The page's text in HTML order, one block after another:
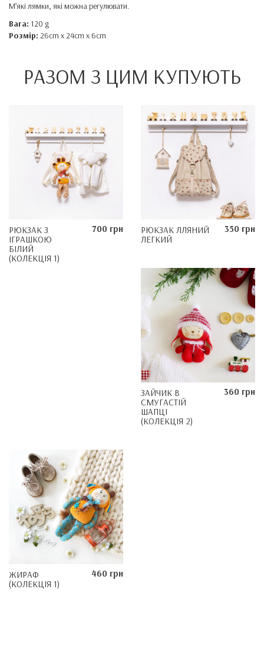
М’які лямки, які можна регулювати.
Вага: 120 g
Розмір: 26cm x 24cm x 6cm
РАЗОМ З ЦИМ КУПУЮТЬ
РЮКЗАК З
ІГРАШКОЮ
БІЛИЙ
(КОЛЕКЦІЯ 1)
700 грн
РЮКЗАК ЛЛЯНИЙ
ЛЕГКИЙ
350 грн
ЗАЙЧИК В
СМУГАСТІЙ
ШАПЦІ
(КОЛЕКЦІЯ 2)
360 грн
ЖИРАФ
(КОЛЕКЦІЯ 1)
460 грн